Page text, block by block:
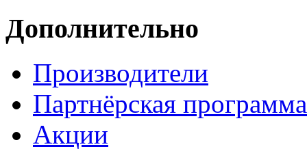
Дополнительно
Производители
Партнёрская программа
Акции